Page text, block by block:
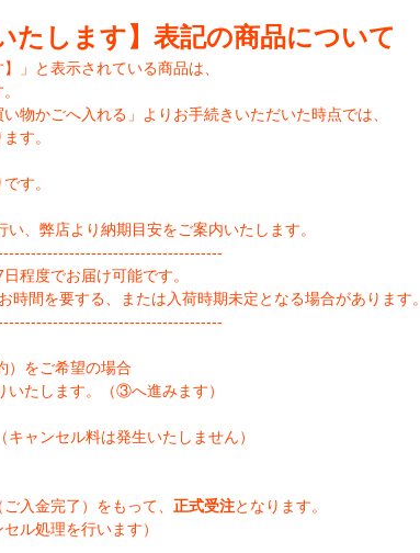
たします】表記の商品について
」と表示されている商品は、
物かごへ入れる」よりお手続きいただいた時点では、
す。
す。
、弊店より納期目安をご案内いたします。
程度でお届け可能です。
間を要する、または入荷時期未定となる場合があります。
）をご希望の場合
いたします。（③へ進みます）
ャンセル料は発生いたしません）
入金完了）をもって、 正式受注となります。
ル処理を行います）